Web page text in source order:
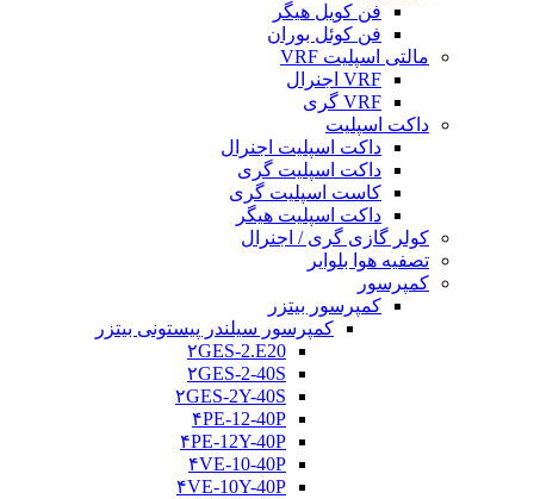
فن کویل هیگر
فن کوئل بوران
مالتی اسپلیت VRF
VRF اجنرال
VRF گری
داکت اسپلیت
داکت اسپلیت اجنرال
داکت اسپلیت گری
کاست اسپلیت گری
داکت اسپلیت هیگر
کولر گازی گری / اجنرال
تصفیه هوا بلوایر
کمپرسور
کمپرسور بیتزر
کمپرسور سیلندر پیستونی بیتزر
۲GES-2.E20
۲GES-2-40S
۲GES-2Y-40S
۴PE-12-40P
۴PE-12Y-40P
۴VE-10-40P
۴VE-10Y-40P